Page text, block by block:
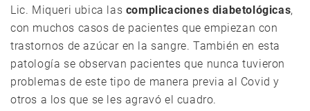
Lic. Miqueri ubica las complicaciones diabetológicas,
con muchos casos de pacientes que empiezan con
trastornos de azúcar en la sangre. También en esta
patología se observan pacientes que nunca tuvieron
problemas de este tipo de manera previa al Covid y
otros a los que se les agravó el cuadro.